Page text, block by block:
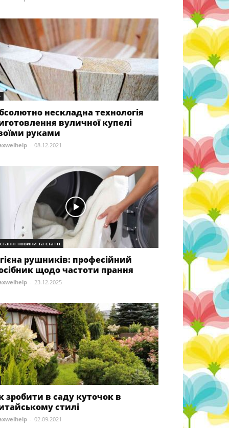
нескладна технологія
вуличної купелі
руками
- 08.12.2021
новини та статті
рушників: професійний
щодо частоти прання
- 23.12.2025
зробити в саду куточок в
стилі
- 02.09.2021